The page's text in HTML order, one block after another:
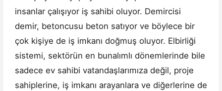
insanlar çalışıyor iş sahibi oluyor. Demircisi
demir, betoncusu beton satıyor ve böylece bir
çok kişiye de iş imkanı doğmuş oluyor. Elbirliği
sistemi, sektörün en bunalımlı dönemlerinde bile
sadece ev sahibi vatandaşlarımıza değil, proje
sahiplerine, iş imkanı arayanlara ve diğerlerine de